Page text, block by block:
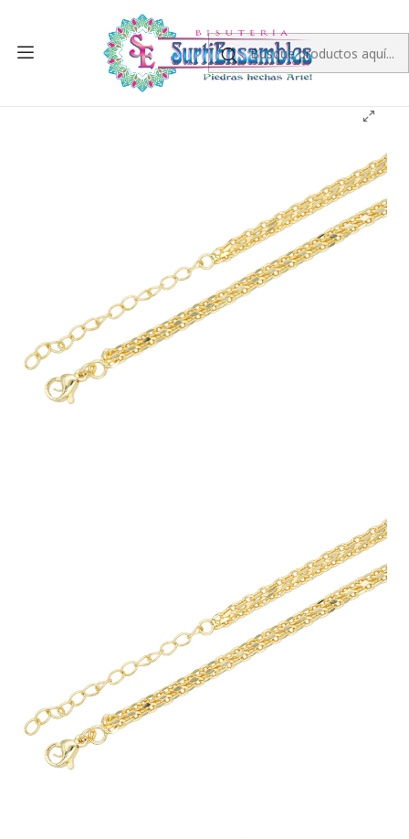
Inicio RODIO
RODIO DORADO CADENA TEGIDO CHINO CON EXTENSION
1.5*3.5*45CM